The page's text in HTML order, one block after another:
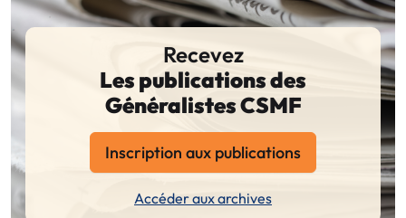
Recevez
Les publications des
Généralistes CSMF
Inscription aux publications
Accéder aux archives